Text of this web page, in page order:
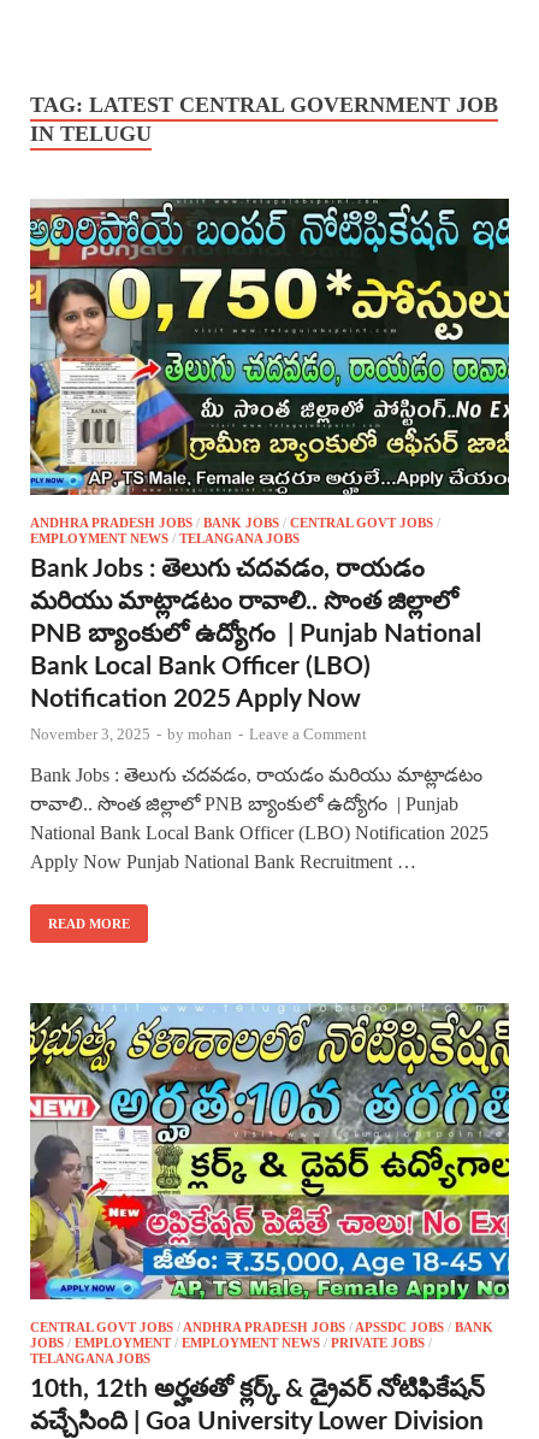
TAG: LATEST CENTRAL GOVERNMENT JOB
IN TELUGU
ANDHRA PRADESH JOBS / BANK JOBS / CENTRAL GOVT JOBS /
EMPLOYMENT NEWS / TELANGANA JOBS
Bank Jobs : తెలుగు చదవడం, రాయడం
మరియు మాట్లాడటం రావాలి.. సొంత జిల్లాలో
PNB బ్యాంకులో ఉద్యోగం | Punjab National
Bank Local Bank Officer (LBO)
Notification 2025 Apply Now
November 3, 2025 - by mohan - Leave a Comment
Bank Jobs : తెలుగు చదవడం, రాయడం మరియు మాట్లాడటం
రావాలి.. సొంత జిల్లాలో PNB బ్యాంకులో ఉద్యోగం | Punjab
National Bank Local Bank Officer (LBO) Notification 2025
Apply Now Punjab National Bank Recruitment …
READ MORE
CENTRAL GOVT JOBS / ANDHRA PRADESH JOBS / APSSDC JOBS / BANK
JOBS / EMPLOYMENT/ EMPLOYMENT NEWS / PRIVATE JOBS /
TELANGANA JOBS
10th, 12th అర్హతతో క్లర్క్ & డ్రైవర్ నోటిఫికేషన్
వచ్చేసింది | Goa University Lower Division